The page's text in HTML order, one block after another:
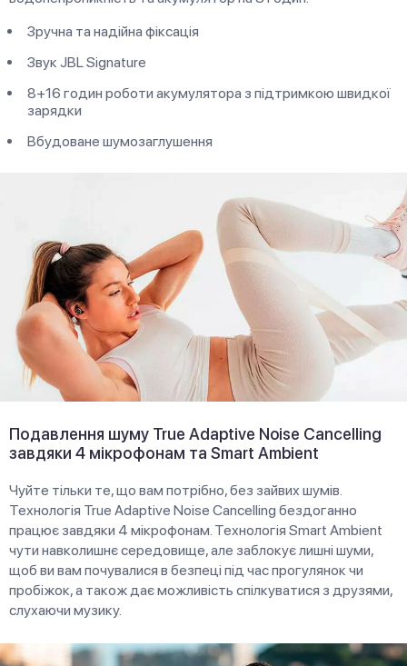
Зручна та надійна фіксація
Звук JBL Signature
8+16 годин роботи акумулятора з підтримкою швидкої
зарядки
Вбудоване шумозаглушення
Подавлення шуму True Adaptive Noise Cancelling
завдяки 4 мікрофонам та Smart Ambient
Чуйте тільки те, що вам потрібно, без зайвих шумів.
Технологія True Adaptive Noise Cancelling бездоганно
працює завдяки 4 мікрофонам. Технологія Smart Ambient
чути навколишнє середовище, але заблокує лишні шуми,
щоб ви вам почувалися в безпеці під час прогулянок чи
пробіжок, а також дає можливість спілкуватися з друзями,
слухаючи музику.